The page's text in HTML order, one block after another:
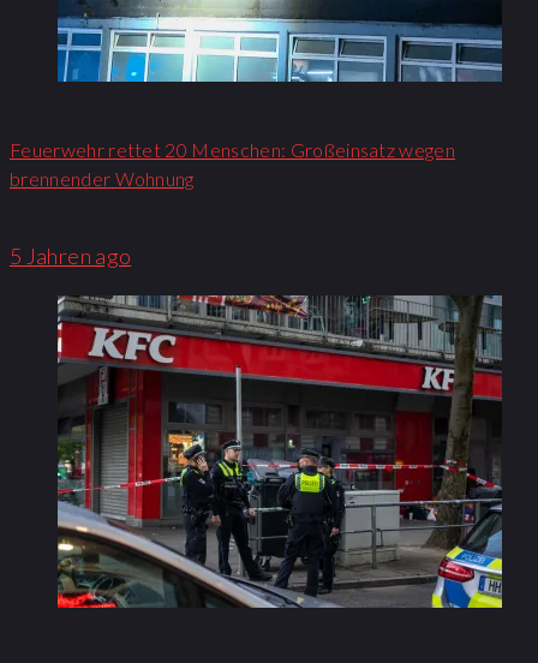
Feuerwehr rettet 20 Menschen: Großeinsatz wegen
brennender Wohnung​
5 Jahren ago